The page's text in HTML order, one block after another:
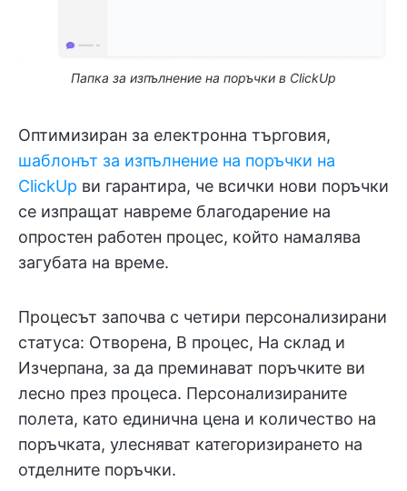
Папка за изпълнение на поръчки в ClickUp
Оптимизиран за електронна търговия,
шаблонът за изпълнение на поръчки на
ClickUp ви гарантира, че всички нови поръчки
се изпращат навреме благодарение на
опростен работен процес, който намалява
загубата на време.
Процесът започва с четири персонализирани
статуса: Отворена, В процес, На склад и
Изчерпана, за да преминават поръчките ви
лесно през процеса. Персонализираните
полета, като единична цена и количество на
поръчката, улесняват категоризирането на
отделните поръчки.